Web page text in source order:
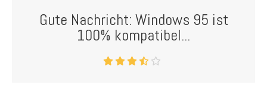
Gute Nachricht: Windows 95 ist
100% kompatibel...